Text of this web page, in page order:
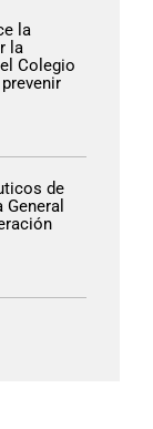
la
la
Colegio
de